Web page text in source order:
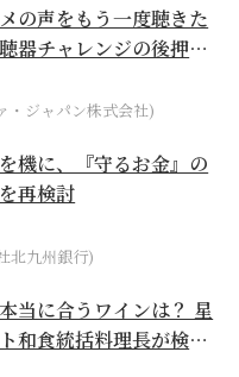
メの声をもう一度聴きた
器チャレンジの後押し
・ジャパン株式会社)
機に、『守るお金』の
再検討
北九州銀行)
当に合うワインは？ 星
和食統括料理長が検証